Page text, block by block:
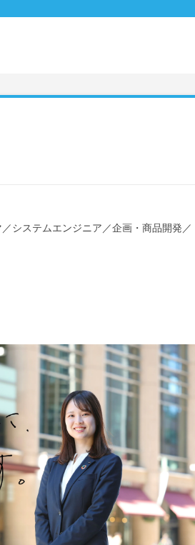
／システムエンジニア ／企画・商品開発 ／